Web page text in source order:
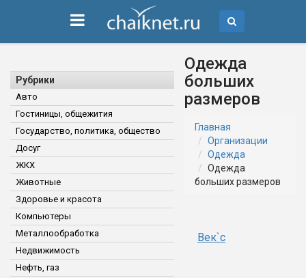
Рубрики
Авто
Гостиницы, общежития
Государство, политика, общество
Досуг
ЖКХ
Животные
Здоровье и красота
Компьютеры
Металлообработка
Недвижимость
Нефть, газ
Одежда
больших
размеров
Главная
Организации
Одежда
Одежда
больших размеров
Век`с